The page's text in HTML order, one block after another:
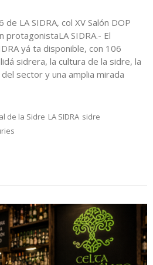
de LA SIDRA, col XV Salón DOP
protagonistaLA SIDRA.- El
yá ta disponible, con 106
sidrera, la cultura de la sidre, la
sector y una amplia mirada
de la Sidre LA SIDRA sidre